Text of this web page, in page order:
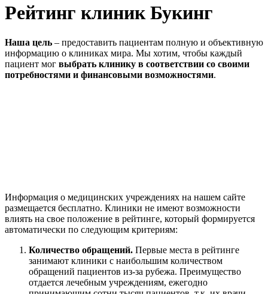
Рейтинг клиник Букинг
Наша цель – предоставить пациентам полную и объективную
информацию о клиниках мира. Мы хотим, чтобы каждый
пациент мог выбрать клинику в соответствии со своими
потребностями и финансовыми возможностями.
Информация о медицинских учреждениях на нашем сайте
размещается бесплатно. Клиники не имеют возможности
влиять на свое положение в рейтинге, который формируется
автоматически по следующим критериям:
Количество обращений. Первые места в рейтинге
занимают клиники с наибольшим количеством
обращений пациентов из-за рубежа. Преимущество
отдается лечебным учреждениям, ежегодно